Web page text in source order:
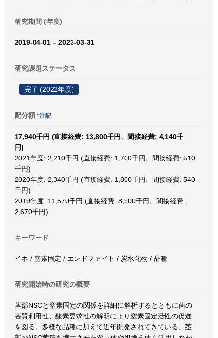
研究期間 (年度)
2019-04-01 – 2023-03-31
研究課題ステータス
完了 (2022年度)
配分額 *注記
17,940千円 (直接経費: 13,800千円、間接経費: 4,140千
円)
2021年度: 2,210千円 (直接経費: 1,700千円、間接経費: 510
千円)
2020年度: 2,340千円 (直接経費: 1,800千円、間接経費: 540
千円)
2019年度: 11,570千円 (直接経費: 8,900千円、間接経費:
2,670千円)
キーワード
イネ / 窒素固定 / エンドファイト / 炭水化物 / 品種
研究開始時の研究の概要
茎部NSCと窒素固定の関係を詳細に解析するとともに菌の
基質利用性、酸素要求性の解明により窒素固定活性の促進
を図る。多様な品種に加えて近年開発されてきている、茎